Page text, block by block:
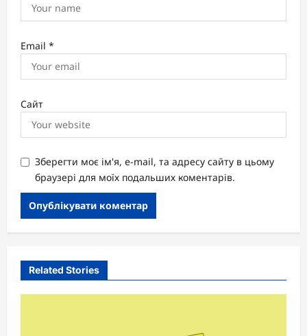
Email *
Сайт
Зберегти моє ім'я, e-mail, та адресу сайту в цьому
браузері для моїх подальших коментарів.
Related Stories